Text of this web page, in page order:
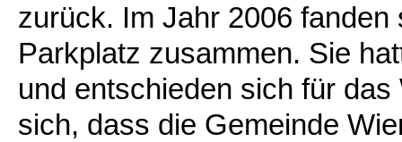
zurück. Im Jahr 2006
Parkplatz zusammen. Sie
und entschieden sich für
sich, dass die Gemeinde